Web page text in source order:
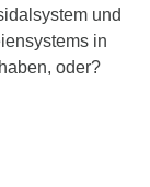
und
in
oder?